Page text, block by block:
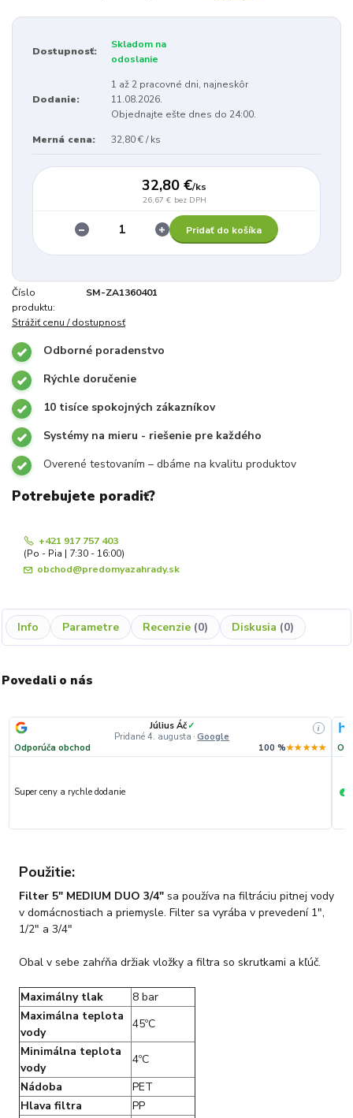
Dostupnosť:
Skladom na
odoslanie
Dodanie:
1 až 2 pracovné dni, najneskôr
11.08.2026.
Objednajte ešte dnes do 24:00.
Merná cena: 32,80 € / ks
32,80 €/ks
26,67 € bez DPH
Pridať do košíka
Číslo
produktu:
SM-ZA1360401
Strážiť cenu / dostupnosť
Odborné poradenstvo
Rýchle doručenie
10 tisíce spokojných zákazníkov
Systémy na mieru - riešenie pre každého
Overené testovaním – dbáme na kvalitu produktov
Potrebujete poradiť?
+421 917 757 403
(Po - Pia | 7:30 - 16:00)
obchod@predomyazahrady.sk
Info Parametre Recenzie 0 Diskusia 0
Povedali o nás
Július Áč✓
Pridané 4. augusta · Google
i
Odporúča obchod 100 %★★★★★
Super ceny a rychle dodanie +
Použitie:
Filter 5" MEDIUM DUO 3/4"sa používa na filtráciu pitnej vody
v domácnostiach a priemysle. Filter sa vyrába v prevedení 1",
1/2" a 3/4"
Obal v sebe zahŕňa držiak vložky a filtra so skrutkami a kľúč.
Maximálny tlak
8 bar
Maximálna teplota
vody
45ºC
Minimálna teplota
vody
4ºC
Nádoba
PET
Hlava filtra
PP